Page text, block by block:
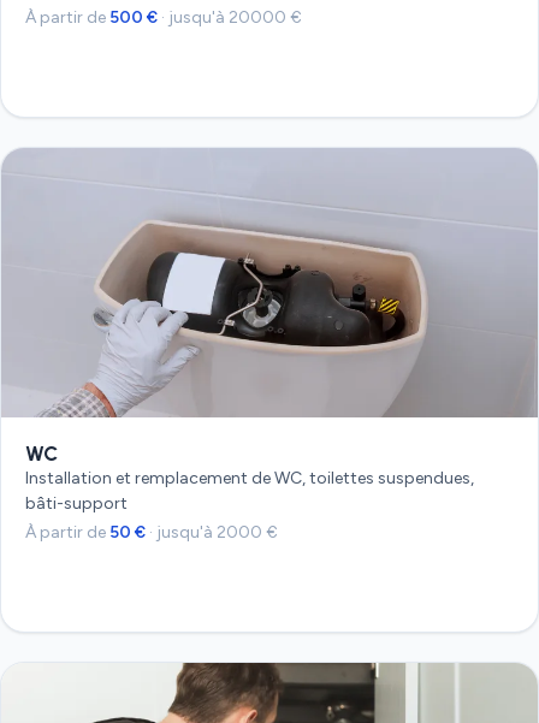
À partir de 500 € · jusqu'à 20000 €
WC
Installation et remplacement de WC, toilettes suspendues,
bâti-support
À partir de 50 € · jusqu'à 2000 €